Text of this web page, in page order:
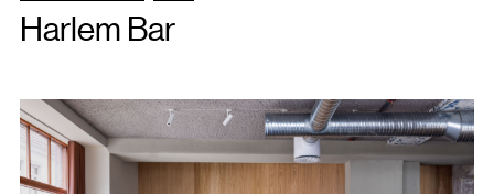
Harlem Bar